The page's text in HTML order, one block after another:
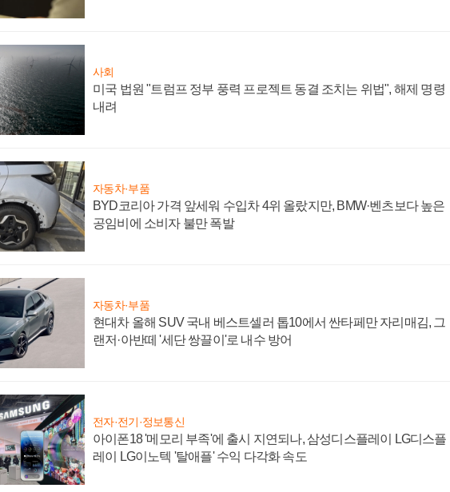
사회
미국 법원 "트럼프 정부 풍력 프로젝트 동결 조치는 위법", 해제 명령
내려
자동차·부품
BYD코리아 가격 앞세워 수입차 4위 올랐지만, BMW·벤츠보다 높은
공임비에 소비자 불만 폭발
자동차·부품
현대차 올해 SUV 국내 베스트셀러 톱10에서 싼타페만 자리매김, 그
랜저·아반떼 '세단 쌍끌이'로 내수 방어
전자·전기·정보통신
아이폰18 '메모리 부족'에 출시 지연되나, 삼성디스플레이 LG디스플
레이 LG이노텍 '탈애플' 수익 다각화 속도